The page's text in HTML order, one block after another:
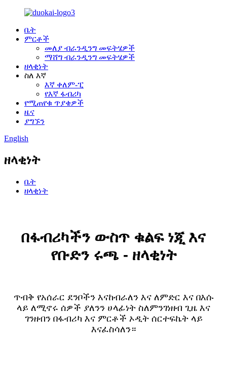
ቤት
ምርቶች
መለያ ብራንዲንግ መፍትሄዎች
ማሸግ ብራንዲንግ መፍትሄዎች
ዘላቂነት
ስለ እኛ
እኛ ቀለም-ፒ
የእኛ ፋብሪካ
የሚጠየቁ ጥያቄዎች
ዜና
ያግኙን
English
ዘላቂነት
ቤት
ዘላቂነት
በፋብሪካችን ውስጥ ቁልፍ ነጂ እና
የቡድን ሩጫ - ዘላቂነት
ጥብቅ የአሰራር ደንቦችን እናከብራለን እና ለምድር እና በእሱ
ላይ ለሚኖሩ ሰዎች ያለንን ሀላፊነት ስለምንገነዘብ ጊዜ እና
ገንዘብን በፋብሪካ እና ምርቶች ኦዲት ሰርተፍኬት ላይ
እናፈስሳለን።